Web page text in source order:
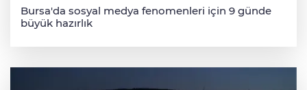
Bursa'da sosyal medya fenomenleri için 9 günde
büyük hazırlık